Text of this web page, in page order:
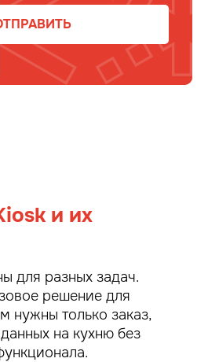
и их
для разных задач.
решение для
нужны только заказ,
на кухню без